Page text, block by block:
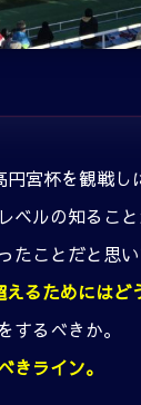
宮杯を観戦し
ベルの知るこ
たことだと思い
るためにはど
するべきか。
きライン。